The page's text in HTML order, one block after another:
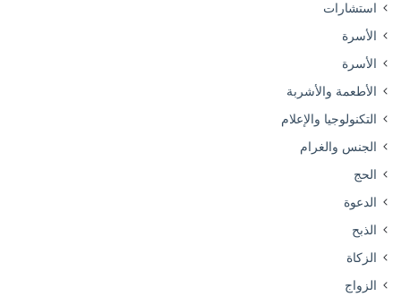
استشارات
الأسرة
الأسرة
الأطعمة والأشربة
التكنولوجيا والإعلام
الجنس والغرام
الحج
الدعوة
الذبح
الزكاة
الزواج